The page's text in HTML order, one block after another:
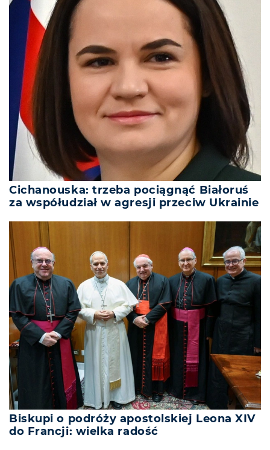
Cichanouska: trzeba pociągnąć Białoruś
za współudział w agresji przeciw Ukrainie
Biskupi o podróży apostolskiej Leona XIV
do Francji: wielka radość